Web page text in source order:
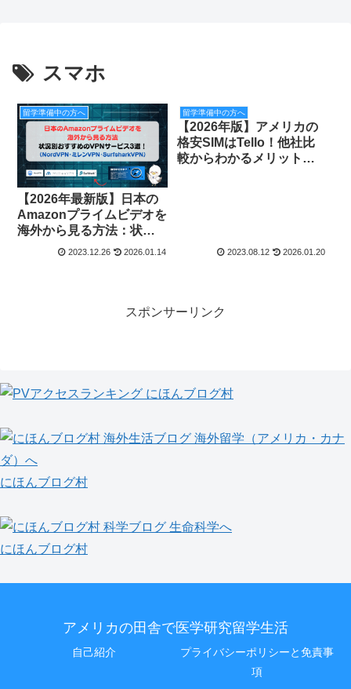
スマホ
留学準備中の方へ
【2026年最新版】日本の
Amazonプライムビデオを
海外から見る方法：状況
別おすすめのVPNサービ
2023.12.26 2026.01.14
留学準備中の方へ
【2026年版】アメリカの
格安SIMはTello！他社比
較からわかるメリットと
2023.08.12 2026.01.20
スポンサーリンク
にほんブログ村
にほんブログ村
アメリカの田舎で医学研究留学生活
自己紹介
プライバシーポリシーと免責事
項